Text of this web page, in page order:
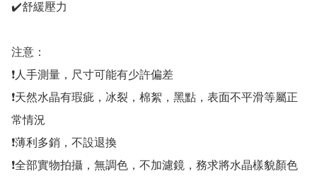
✔️舒緩壓力
注意：
❗人手測量，尺寸可能有少許偏差
❗天然水晶有瑕疵，冰裂，棉絮，黑點，表面不平滑等屬正
常情況
❗薄利多銷，不設退換
❗全部實物拍攝，無調色，不加濾鏡，務求將水晶樣貌顏色